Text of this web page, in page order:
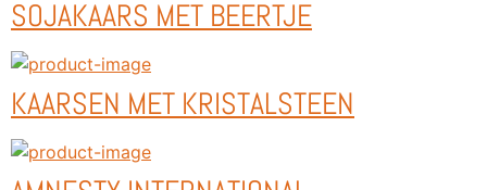
SOJAKAARS MET BEERTJE
KAARSEN MET KRISTALSTEEN